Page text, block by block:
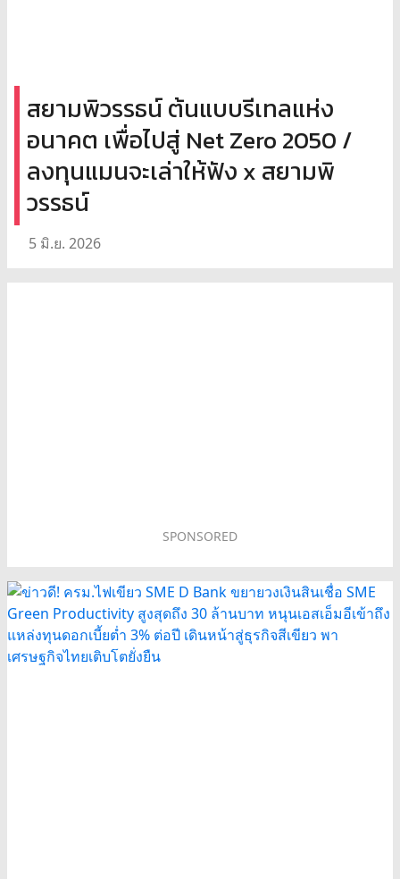
สยามพิวรรธน์ ต้นแบบรีเทลแห่ง
อนาคต เพื่อไปสู่ Net Zero 2050 /
ลงทุนแมนจะเล่าให้ฟัง x สยามพิ
วรรธน์
5 มิ.ย. 2026
SPONSORED